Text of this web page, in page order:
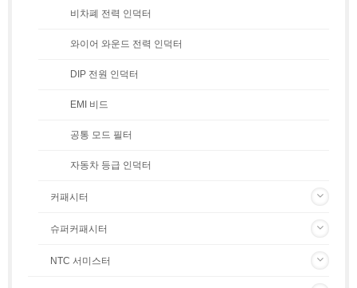
비차폐 전력 인덕터
와이어 와운드 전력 인덕터
DIP 전원 인덕터
EMI 비드
공통 모드 필터
자동차 등급 인덕터
커패시터
슈퍼커패시터
NTC 서미스터